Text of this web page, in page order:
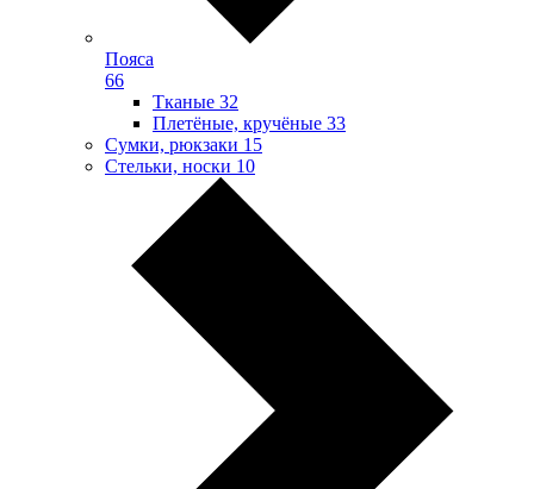
Пояса
66
Тканые 32
Плетёные, кручёные 33
Сумки, рюкзаки 15
Стельки, носки 10